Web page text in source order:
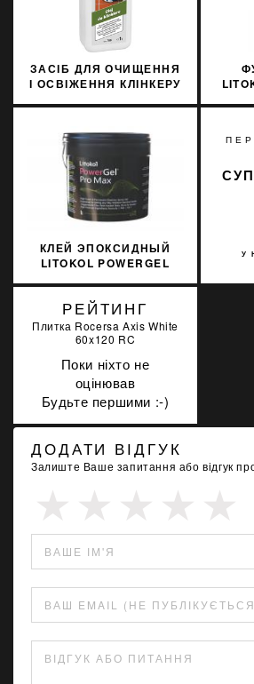
ЗАСІБ ДЛЯ ОЧИЩЕННЯ
І ОСВІЖЕННЯ КЛІНКЕРУ
КЛЕЙ ЭПОКСИДНЫЙ
LITOKOL POWERGEL
PWRGPRMXB0005
У
РЕЙТИНГ
Плитка Rocersa Axis White
60x120 RC
Поки ніхто не
оцінював
Будьте першими :-)
ДОДАТИ ВІДГУК
Залиште Ваше запитання або відгук
ВАШЕ ІМ'Я
ВАШ EMAIL (НЕ
ВІДГУК АБО ПИТАННЯ